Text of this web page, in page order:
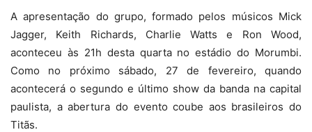
A apresentação do grupo, formado pelos músicos Mick
Jagger, Keith Richards, Charlie Watts e Ron Wood,
aconteceu às 21h desta quarta no estádio do Morumbi.
Como no próximo sábado, 27 de fevereiro, quando
acontecerá o segundo e último show da banda na capital
paulista, a abertura do evento coube aos brasileiros do
Titãs.